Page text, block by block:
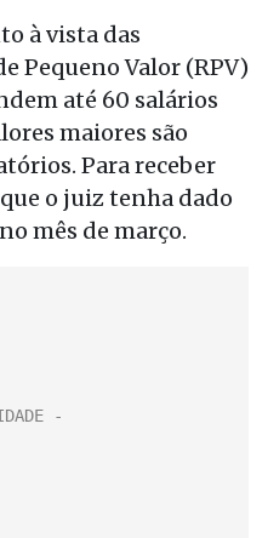
à vista das
Pequeno Valor (RPV)
até 60 salários
maiores são
Para receber
o juiz tenha dado
mês de março.